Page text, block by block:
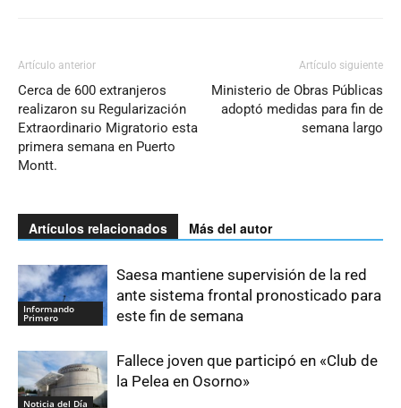
Artículo anterior
Cerca de 600 extranjeros
realizaron su Regularización
Extraordinario Migratorio esta
primera semana en Puerto
Montt.
Artículo siguiente
Ministerio de Obras Públicas
adoptó medidas para fin de
semana largo
Artículos relacionados Más del autor
Informando
Primero
Saesa mantiene supervisión de la red
ante sistema frontal pronosticado para
este fin de semana
Noticia del Día
Fallece joven que participó en «Club de
la Pelea en Osorno»